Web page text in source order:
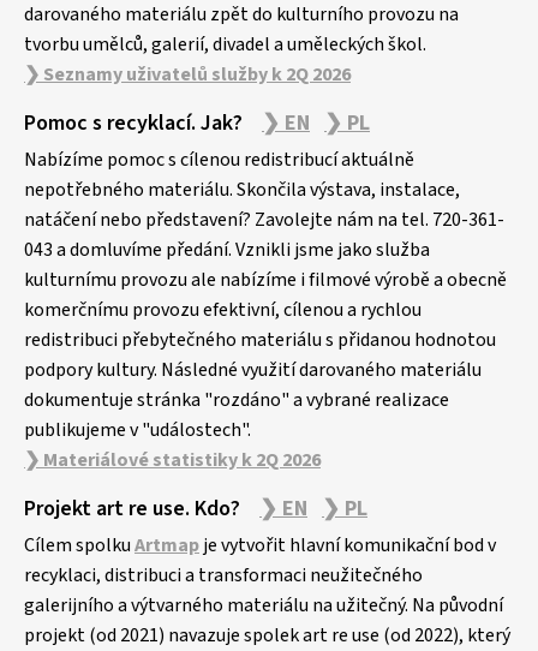
darovaného materiálu zpět do kulturního provozu na
tvorbu umělců, galerií, divadel a uměleckých škol.
❯ Seznamy uživatelů služby k 2Q 2026
Pomoc s recyklací. Jak? ❯ EN ❯ PL
Nabízíme pomoc s cílenou redistribucí aktuálně
nepotřebného materiálu. Skončila výstava, instalace,
natáčení nebo představení? Zavolejte nám na tel. 720-361-
043 a domluvíme předání. Vznikli jsme jako služba
kulturnímu provozu ale nabízíme i filmové výrobě a obecně
komerčnímu provozu efektivní, cílenou a rychlou
redistribuci přebytečného materiálu s přidanou hodnotou
podpory kultury. Následné využití darovaného materiálu
dokumentuje stránka "rozdáno" a vybrané realizace
publikujeme v "událostech".
❯ Materiálové statistiky k 2Q 2026
Projekt art re use. Kdo? ❯ EN ❯ PL
Cílem spolkuArtmapje vytvořit hlavní komunikační bod v
recyklaci, distribuci a transformaci neužitečného
galerijního a výtvarného materiálu na užitečný. Na původní
projekt (od 2021) navazuje spolek art re use (od 2022), který